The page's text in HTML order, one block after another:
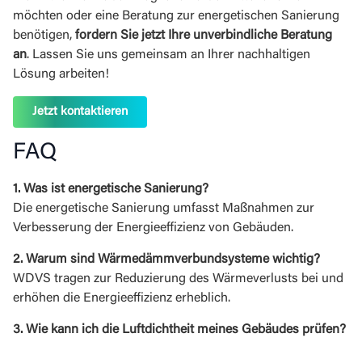
möchten oder eine Beratung zur energetischen Sanierung
benötigen, fordern Sie jetzt Ihre unverbindliche Beratung
an. Lassen Sie uns gemeinsam an Ihrer nachhaltigen
Lösung arbeiten!
Jetzt kontaktieren
FAQ
1. Was ist energetische Sanierung?
Die energetische Sanierung umfasst Maßnahmen zur
Verbesserung der Energieeffizienz von Gebäuden.
2. Warum sind Wärmedämmverbundsysteme wichtig?
WDVS tragen zur Reduzierung des Wärmeverlusts bei und
erhöhen die Energieeffizienz erheblich.
3. Wie kann ich die Luftdichtheit meines Gebäudes prüfen?